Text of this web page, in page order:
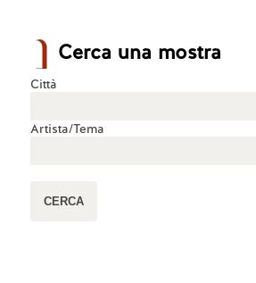
Cerca una mostra
Città
Artista/Tema